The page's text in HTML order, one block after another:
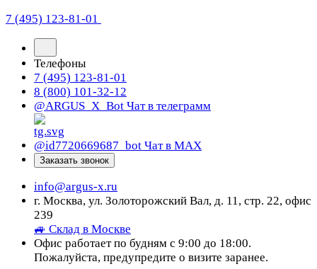
7 (495) 123-81-01
Телефоны
7 (495) 123-81-01
8 (800) 101-32-12
@ARGUS_X_Bot Чат в телеграмм
@id7720669687_bot Чат в МАХ
Заказать звонок
info@argus-x.ru
г. Москва, ул. Золоторожский Вал, д. 11, стр. 22, офис
239
🚙 Склад в Москве
Офис работает по будням с 9:00 до 18:00.
Пожалуйста, предупредите о визите заранее.